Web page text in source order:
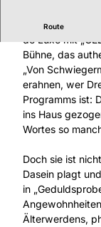
Route
Geduld ist
de Luxe mit
Bühne, das
„Von
erahnen, wer
Programms ist:
ins Haus
Wortes so
Doch sie ist
Dasein plagt
in
Älterwerdens,